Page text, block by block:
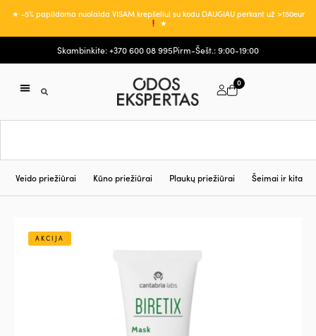
★ -5% papildoma nuolaida VISAM krepšeliui su kodu DAUGIAU perkant už >150eur
★
Skambinkite: +370 600 08 995Pirm-Šešt.: 9:00-19:00
0
Veido priežiūrai Kūno priežiūrai Plaukų priežiūrai Šeimai ir kita
AKCIJA